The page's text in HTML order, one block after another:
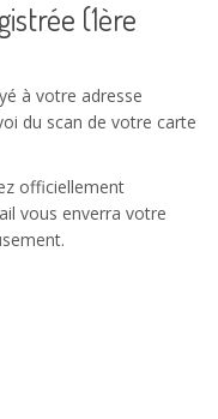
(1ère
à votre adresse
du scan de votre carte
officiellement
vous enverra votre